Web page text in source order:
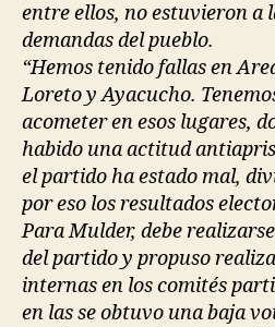
entre ellos, no estuvieron a
demandas del pueblo.
“Hemos tenido fallas en
Loreto y Ayacucho.
acometer en esos lugares,
habido una actitud
el partido ha estado mal,
por eso los resultados
Para Mulder, debe
del partido y propuso
internas en los comités
en las se obtuvo una baja